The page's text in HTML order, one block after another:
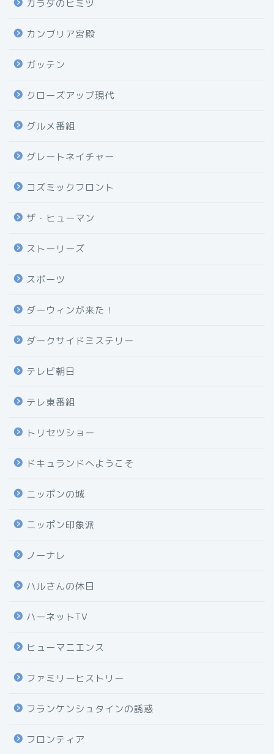
カラダのヒミツ
カンブリア宮殿
ガッテン
クローズアップ現代
グルメ番組
グレートネイチャー
コズミックフロント
ザ・ヒューマン
ストーリーズ
スポーツ
ダーウィンが来た！
ダークサイドミステリー
テレビ朝日
テレ東番組
トリセツショー
ドキュランドへようこそ
ニッポンの城
ニッポン印象派
ノーナレ
ハルさんの休日
ハーネットTV
ヒューマニエンス
ファミリーヒストリー
フランケンシュタインの誘惑
フロンティア